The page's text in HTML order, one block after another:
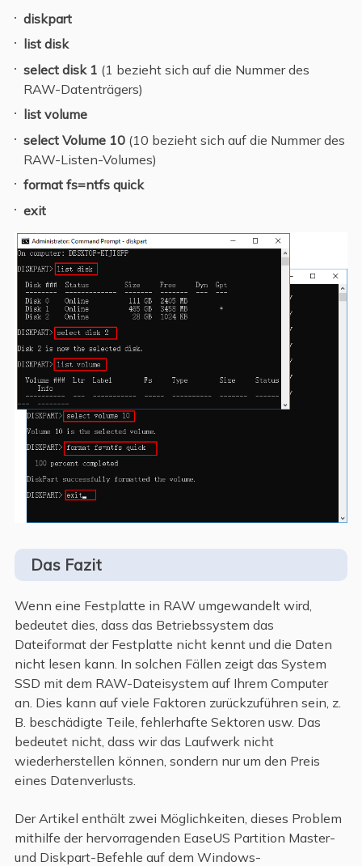
diskpart
list disk
select disk 1 (1 bezieht sich auf die Nummer des
RAW-Datenträgers)
list volume
select Volume 10 (10 bezieht sich auf die Nummer des
RAW-Listen-Volumes)
format fs=ntfs quick
exit
Das Fazit
Wenn eine Festplatte in RAW umgewandelt wird,
bedeutet dies, dass das Betriebssystem das
Dateiformat der Festplatte nicht kennt und die Daten
nicht lesen kann. In solchen Fällen zeigt das System
SSD mit dem RAW-Dateisystem auf Ihrem Computer
an. Dies kann auf viele Faktoren zurückzuführen sein, z.
B. beschädigte Teile, fehlerhafte Sektoren usw. Das
bedeutet nicht, dass wir das Laufwerk nicht
wiederherstellen können, sondern nur um den Preis
eines Datenverlusts.
Der Artikel enthält zwei Möglichkeiten, dieses Problem
mithilfe der hervorragenden EaseUS Partition Master-
und Diskpart-Befehle auf dem Windows-